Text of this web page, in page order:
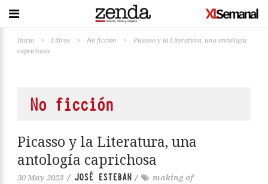
Inicio > Libros > No ficción >
Picasso y la Literatura, una antología
caprichosa
No ficción
Picasso y la Literatura, una
antología caprichosa
30 May 2023 / JOSÉ ESTEBAN / making of